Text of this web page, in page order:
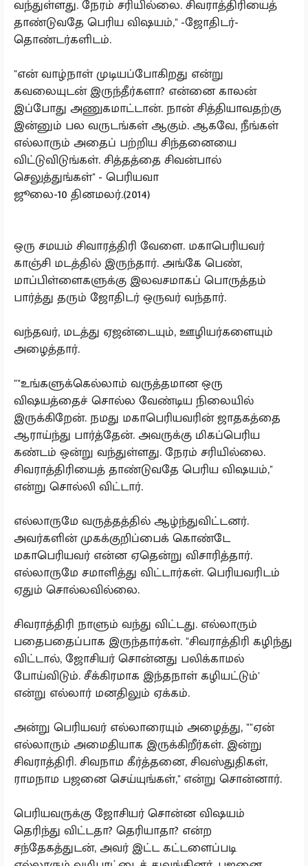
வந்துள்ளது. நேரம் சரியில்லை. சிவராத்திரியைத்
தாண்டுவதே பெரிய விஷயம்,'' -ஜோதிடர்-
தொண்டர்களிடம்.
"என் வாழ்நாள் முடியப்போகிறது என்று
கவலையுடன் இருந்தீர்களா? என்னை காலன்
இப்போது அணுகமாட்டான். நான் சித்தியாவதற்கு
இன்னும் பல வருடங்கள் ஆகும். ஆகவே, நீங்கள்
எல்லாரும் அதைப் பற்றிய சிந்தனையை
விட்டுவிடுங்கள். சித்தத்தை சிவன்பால்
செலுத்துங்கள்'' - பெரியவா
ஜூலை-10 தினமலர்.(2014)
ஒரு சமயம் சிவாரத்திரி வேளை. மகாபெரியவர்
காஞ்சி மடத்தில் இருந்தார். அங்கே பெண்,
மாப்பிள்ளைகளுக்கு இலவசமாகப் பொருத்தம்
பார்த்து தரும் ஜோதிடர் ஒருவர் வந்தார்.
வந்தவர், மடத்து ஏஜன்டையும், ஊழியர்களையும்
அழைத்தார்.
""உங்களுக்கெல்லாம் வருத்தமான ஒரு
விஷயத்தைச் சொல்ல வேண்டிய நிலையில்
இருக்கிறேன். நமது மகாபெரியவரின் ஜாதகத்தை
ஆராய்ந்து பார்த்தேன். அவருக்கு மிகப்பெரிய
கண்டம் ஒன்று வந்துள்ளது. நேரம் சரியில்லை.
சிவராத்திரியைத் தாண்டுவதே பெரிய விஷயம்,''
என்று சொல்லி விட்டார்.
எல்லாருமே வருத்தத்தில் ஆழ்ந்துவிட்டனர்.
அவர்களின் முகக்குறிப்பைக் கொண்டே
மகாபெரியவர் என்ன ஏதென்று விசாரித்தார்.
எல்லாருமே சமாளித்து விட்டார்கள். பெரியவரிடம்
ஏதும் சொல்லவில்லை.
சிவராத்திரி நாளும் வந்து விட்டது. எல்லாரும்
பதைபதைப்பாக இருந்தார்கள். "சிவராத்திரி கழிந்து
விட்டால், ஜோசியர் சொன்னது பலிக்காமல்
போய்விடும். சீக்கிரமாக இந்தநாள் கழியட்டும்'
என்று எல்லார் மனதிலும் ஏக்கம்.
அன்று பெரியவர் எல்லாரையும் அழைத்து, ""ஏன்
எல்லாரும் அமைதியாக இருக்கிறீர்கள். இன்று
சிவராத்திரி. சிவநாம கீர்த்தனை, சிவஸ்துதிகள்,
ராமநாம பஜனை செய்யுங்கள்,'' என்று சொன்னார்.
பெரியவருக்கு ஜோசியர் சொன்ன விஷயம்
தெரிந்து விட்டதா? தெரியாதா? என்ற
சந்தேகத்துடன், அவர் இட்ட கட்டளைப்படி